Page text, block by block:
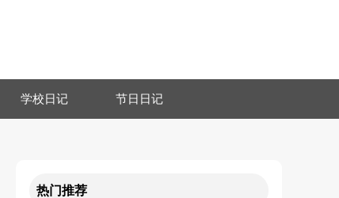
学校日记 节日日记
热门推荐